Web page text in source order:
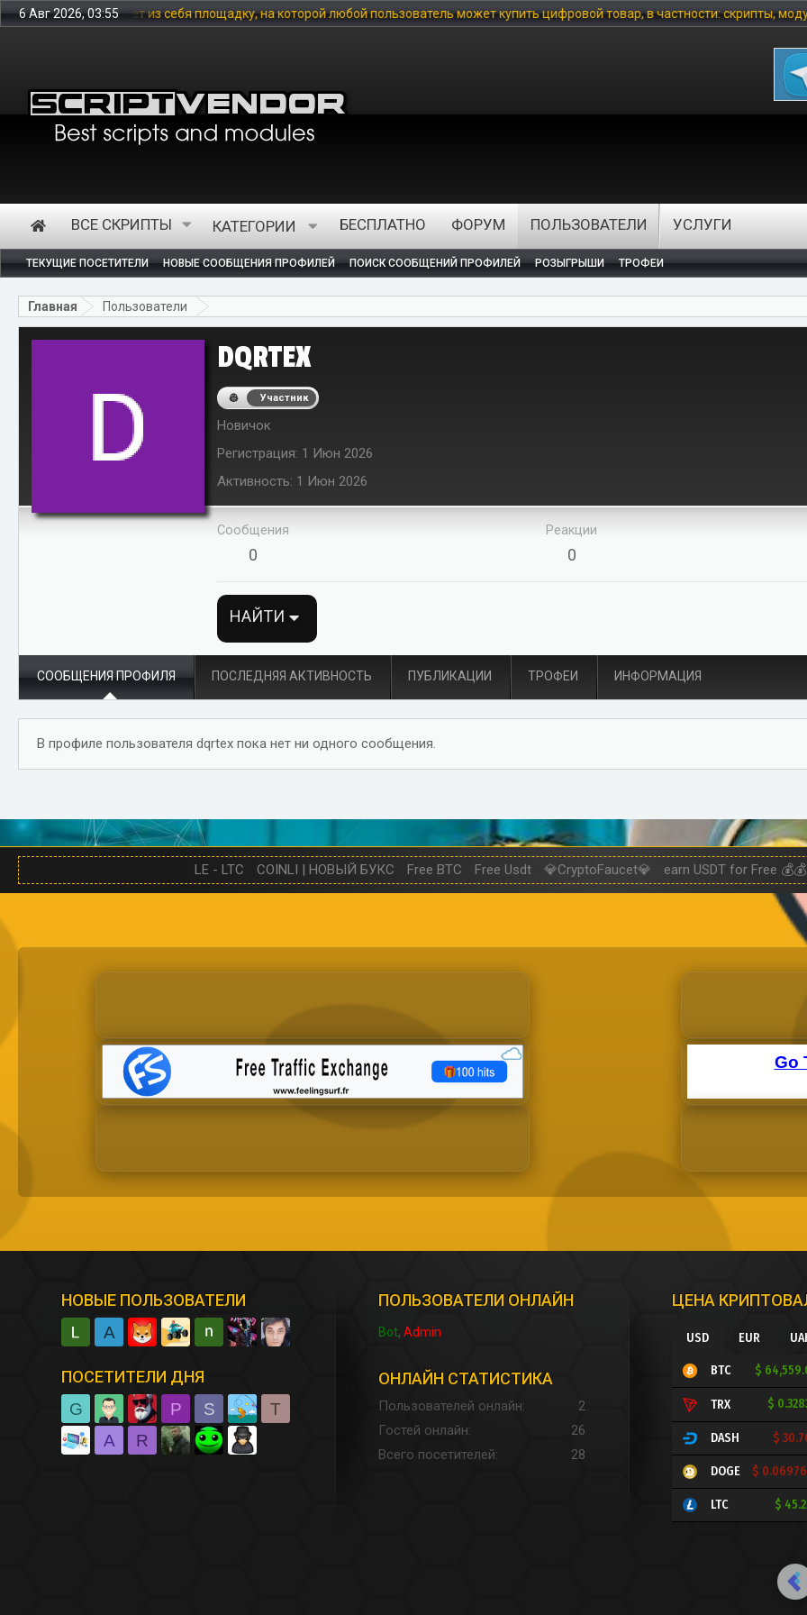
6 Авг 2026, 03:55
из себя площадку, на которой любой пользователь может купить цифровой товар, в частности: скрипты, модули,
ВСЕ СКРИПТЫ КАТЕГОРИИ БЕСПЛАТНО ФОРУМ ПОЛЬЗОВАТЕЛИ УСЛУГИ
ТЕКУЩИЕ ПОСЕТИТЕЛИ НОВЫЕ СООБЩЕНИЯ ПРОФИЛЕЙ ПОИСК СООБЩЕНИЙ ПРОФИЛЕЙ РОЗЫГРЫШИ ТРОФЕИ
Главная Пользователи
DQRTEX
Участник
Новичок
Регистрация 1 Июн 2026
Активность 1 Июн 2026
Сообщения
0
Реакции
0
НАЙТИ
СООБЩЕНИЯ ПРОФИЛЯ ПОСЛЕДНЯЯ АКТИВНОСТЬ ПУБЛИКАЦИИ ТРОФЕИ ИНФОРМАЦИЯ
В профиле пользователя dqrtex пока нет ни одного сообщения.
LE - LTC COINLI | НОВЫЙ БУКС Free BTC Free Usdt 💎CryptoFaucet💎 earn USDT for Free 💰💰
НОВЫЕ ПОЛЬЗОВАТЕЛИ
A
ПОСЕТИТЕЛИ ДНЯ
G P S
T
A
R
ПОЛЬЗОВАТЕЛИ ОНЛАЙН
Bot Admin
ОНЛАЙН СТАТИСТИКА
Пользователей онлайн
2
Гостей онлайн
26
Всего посетителей
28
ЦЕНА
USD EUR
$
BTC
$
TRX
$
DASH
$
DOGE
$
LTC